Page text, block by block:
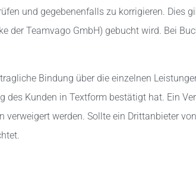
und gegebenenfalls zu korrigieren. Dies
der Teamvago GmbH) gebucht wird. Bei
Bindung über die einzelnen
des Kunden in Textform bestätigt hat. Ein
verweigert werden. Sollte ein Drittanbieter